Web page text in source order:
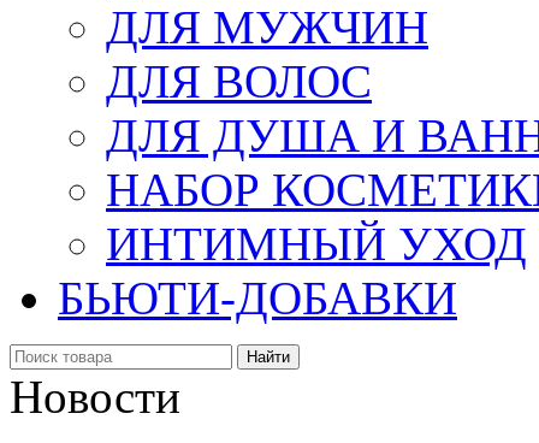
ДЛЯ МУЖЧИН
ДЛЯ ВОЛОС
ДЛЯ ДУША И
НАБОР
ИНТИМНЫЙ УХОД
БЬЮТИ-ДОБАВКИ
Найти
Новости